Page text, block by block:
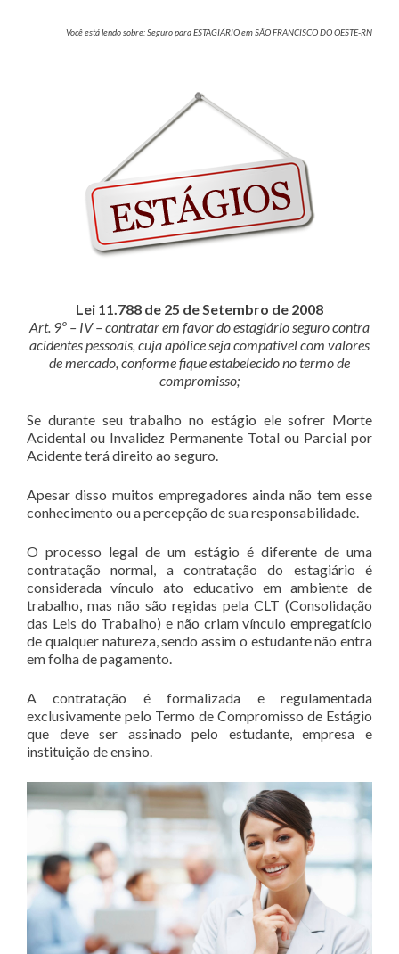
Você está lendo sobre: Seguro para ESTAGIÁRIO em SÃO FRANCISCO DO OESTE-RN
Lei 11.788 de 25 de Setembro de 2008
Art. 9º – IV – contratar em favor do estagiário seguro contra
acidentes pessoais, cuja apólice seja compatível com valores
de mercado, conforme fique estabelecido no termo de
compromisso;
Se durante seu trabalho no estágio ele sofrer Morte
Acidental ou Invalidez Permanente Total ou Parcial por
Acidente terá direito ao seguro.
Apesar disso muitos empregadores ainda não tem esse
conhecimento ou a percepção de sua responsabilidade.
O processo legal de um estágio é diferente de uma
contratação normal, a contratação do estagiário é
considerada vínculo ato educativo em ambiente de
trabalho, mas não são regidas pela CLT (Consolidação
das Leis do Trabalho) e não criam vínculo empregatício
de qualquer natureza, sendo assim o estudante não entra
em folha de pagamento.
A contratação é formalizada e regulamentada
exclusivamente pelo Termo de Compromisso de Estágio
que deve ser assinado pelo estudante, empresa e
instituição de ensino.